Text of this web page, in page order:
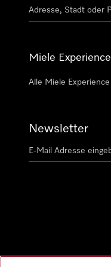
Miele
Alle Miele
Newsletter